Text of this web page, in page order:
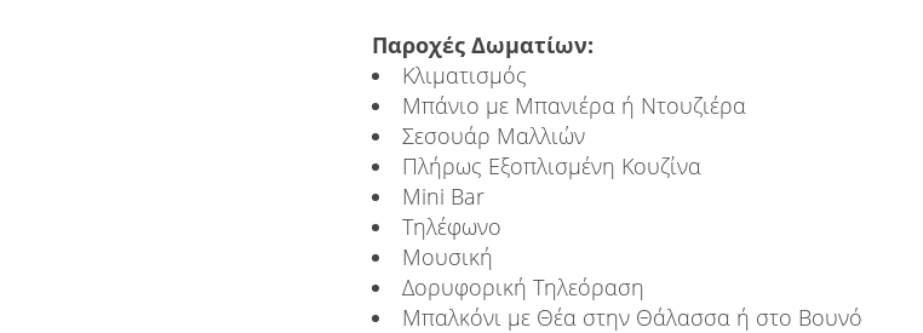
Παροχές Δωματίων:
Κλιματισμός
Μπάνιο με Μπανιέρα ή Ντουζιέρα
Σεσουάρ Μαλλιών
Πλήρως Εξοπλισμένη Κουζίνα
Mini Bar
Τηλέφωνο
Μουσική
Δορυφορική Τηλεόραση
Μπαλκόνι με Θέα στην Θάλασσα ή στο Βουνό